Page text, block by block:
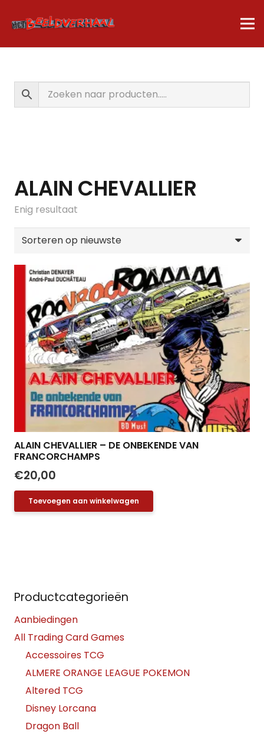
ALAIN CHEVALLIER
Enig resultaat
ALAIN CHEVALLIER – DE ONBEKENDE VAN
FRANCORCHAMPS
€20,00
Toevoegen aan winkelwagen
Productcategorieën
Aanbiedingen
All Trading Card Games
Accessoires TCG
ALMERE ORANGE LEAGUE POKEMON
Altered TCG
Disney Lorcana
Dragon Ball